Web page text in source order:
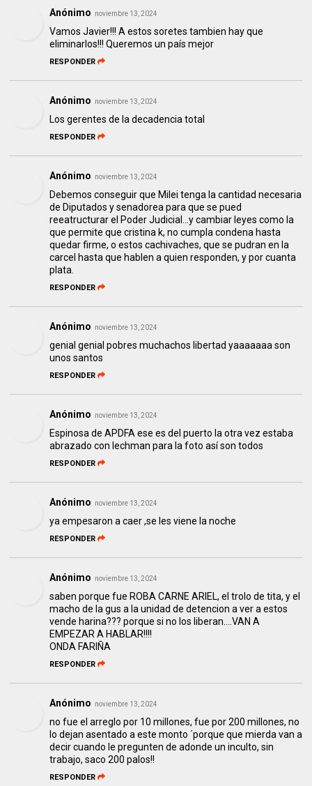
Anónimo noviembre 13, 2024
Vamos Javier!!! A estos soretes tambien hay que
eliminarlos!!! Queremos un país mejor
RESPONDER
Anónimo noviembre 13, 2024
Los gerentes de la decadencia total
RESPONDER
Anónimo noviembre 13, 2024
Debemos conseguir que Milei tenga la cantidad necesaria
de Diputados y senadorea para que se pued
reeatructurar el Poder Judicial...y cambiar leyes como la
que permite que cristina k, no cumpla condena hasta
quedar firme, o estos cachivaches, que se pudran en la
carcel hasta que hablen a quien responden, y por cuanta
plata.
RESPONDER
Anónimo noviembre 13, 2024
genial genial pobres muchachos libertad yaaaaaaa son
unos santos
RESPONDER
Anónimo noviembre 13, 2024
Espinosa de APDFA ese es del puerto la otra vez estaba
abrazado con lechman para la foto así son todos
RESPONDER
Anónimo noviembre 13, 2024
ya empesaron a caer ,se les viene la noche
RESPONDER
Anónimo noviembre 13, 2024
saben porque fue ROBA CARNE ARIEL, el trolo de tita, y el
macho de la gus a la unidad de detencion a ver a estos
vende harina??? porque si no los liberan....VAN A
EMPEZAR A HABLAR!!!!
ONDA FARIÑA
RESPONDER
Anónimo noviembre 13, 2024
no fue el arreglo por 10 millones, fue por 200 millones, no
lo dejan asentado a este monto ´porque que mierda van a
decir cuando le pregunten de adonde un inculto, sin
trabajo, saco 200 palos!!
RESPONDER